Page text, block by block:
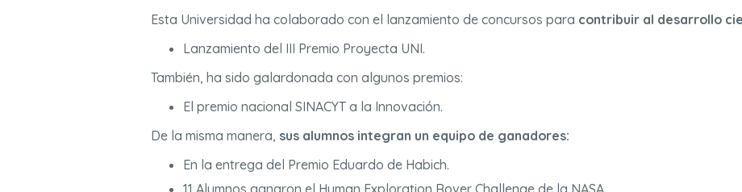
Esta Universidad ha colaborado con el lanzamiento de concursos para contribuir al desarrollo
Lanzamiento del III Premio Proyecta UNI.
También, ha sido galardonada con algunos premios:
El premio nacional SINACYT a la Innovación.
De la misma manera, sus alumnos integran un equipo de ganadores:
En la entrega del Premio Eduardo de Habich.